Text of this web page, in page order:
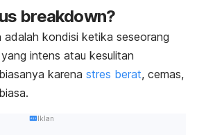
breakdown?
adalah kondisi ketika seseorang
intens atau kesulitan
karena stres berat, cemas,
Iklan